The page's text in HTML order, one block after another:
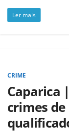
Ler mais
CRIME
Caparica
crimes